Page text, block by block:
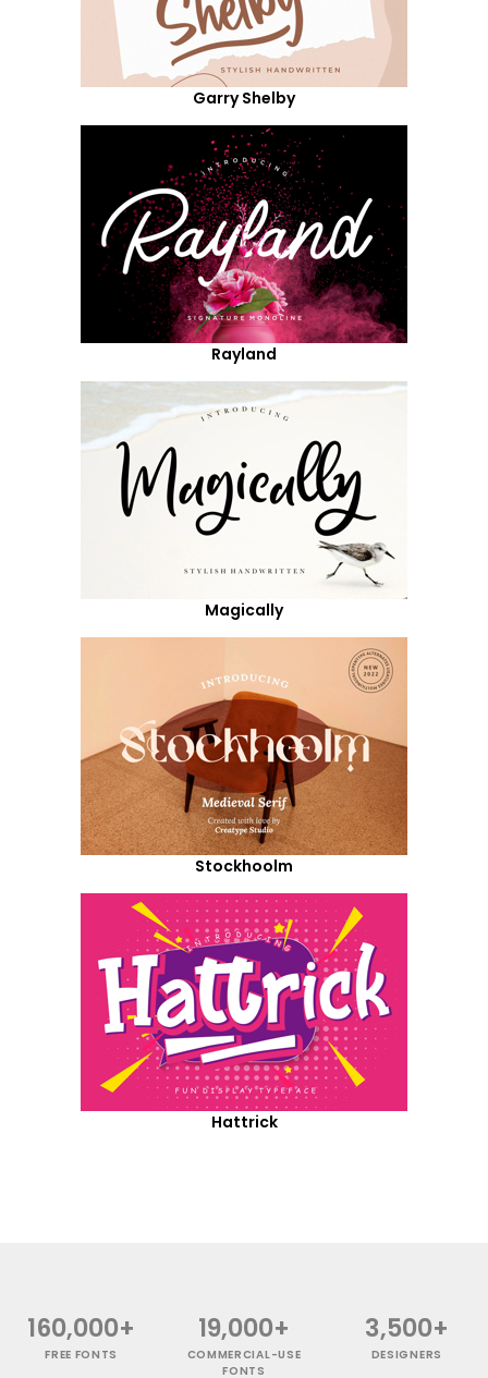
Garry Shelby
Rayland
Magically
Stockhoolm
Hattrick
160,000+
FREE FONTS
19,000+
COMMERCIAL-USE
FONTS
3,500+
DESIGNERS